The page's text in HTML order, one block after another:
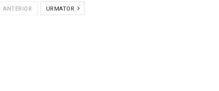
ANTERIOR URMATOR